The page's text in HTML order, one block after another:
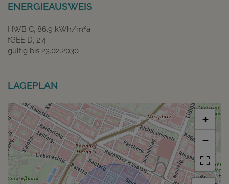
ENERGIEAUSWEIS
HWB C, 86.9 kWh/m2a
fGEE D, 2,4
gültig bis 23.02.2030
LAGEPLAN
+
−